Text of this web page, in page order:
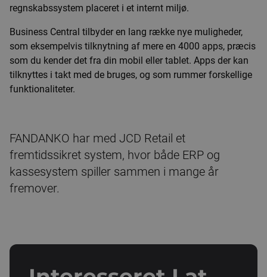
regnskabssystem placeret i et internt miljø.
Business Central tilbyder en lang række nye muligheder,
som eksempelvis tilknytning af mere en 4000 apps, præcis
som du kender det fra din mobil eller tablet. Apps der kan
tilknyttes i takt med de bruges, og som rummer forskellige
funktionaliteter.
FANDANKO har med JCD Retail et
fremtidssikret system, hvor både ERP og
kassesystem spiller sammen i mange år
fremover.